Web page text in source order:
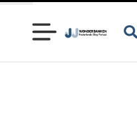
Controleer of je